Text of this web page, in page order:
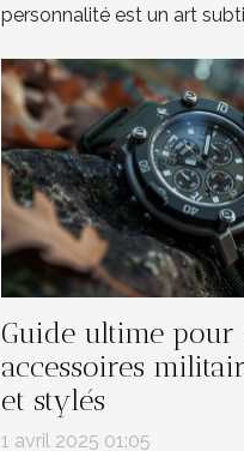
personnalité est un art
Guide ultime pour
accessoires
et stylés
1 avril 2025 01:05